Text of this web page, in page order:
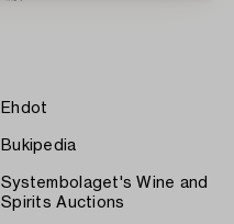
Ehdot
Bukipedia
Systembolaget's Wine and
Spirits Auctions